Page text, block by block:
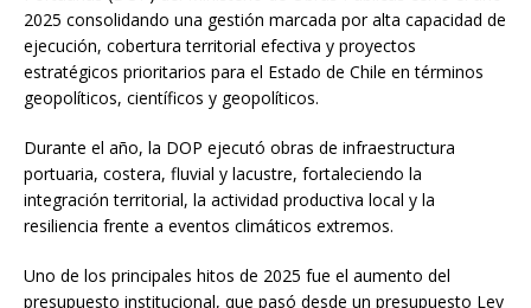
2025 consolidando una gestión marcada por alta capacidad de
ejecución, cobertura territorial efectiva y proyectos
estratégicos prioritarios para el Estado de Chile en términos
geopolíticos, científicos y geopolíticos.
Durante el año, la DOP ejecutó obras de infraestructura
portuaria, costera, fluvial y lacustre, fortaleciendo la
integración territorial, la actividad productiva local y la
resiliencia frente a eventos climáticos extremos.
Uno de los principales hitos de 2025 fue el aumento del
presupuesto institucional, que pasó desde un presupuesto Ley